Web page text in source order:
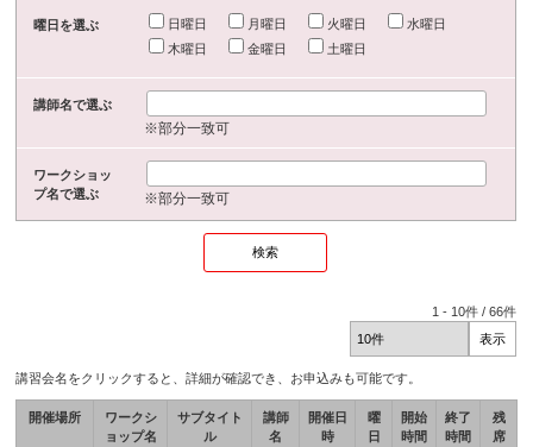
曜日を選ぶ 日曜日 月曜日 火曜日
水曜日
木曜日
金曜日 土曜日
講師名で選ぶ
※部分一致可
ワークショッ
プ名で選ぶ
※部分一致可
1 - 10件 /66件
講習会名をクリックすると、詳細が確認でき、お申込みも可能です。
開催場所
ワークシ
ョップ名
サブタイト
ル
講師
名
開催日
時
曜
日
開始
時間
終了
時間
残
席